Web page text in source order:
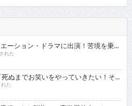
ーション・ドラマに出演！苦境を乗...
れた
ぬまでお笑いをやっていきたい！そ...
た